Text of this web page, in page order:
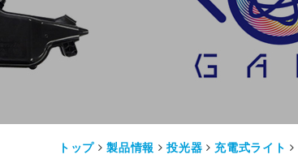
トップ 製品情報 投光器 充電式ライト